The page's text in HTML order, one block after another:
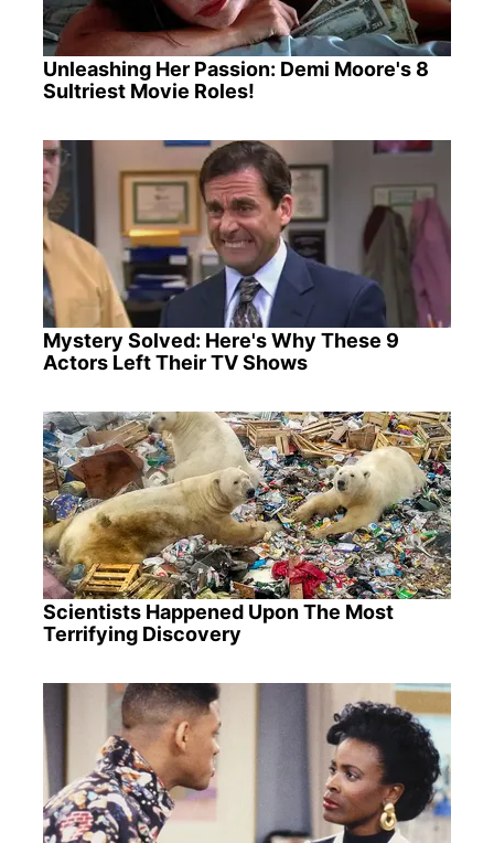
Unleashing Her Passion: Demi Moore's 8
Sultriest Movie Roles!
Mystery Solved: Here's Why These 9
Actors Left Their TV Shows
Scientists Happened Upon The Most
Terrifying Discovery